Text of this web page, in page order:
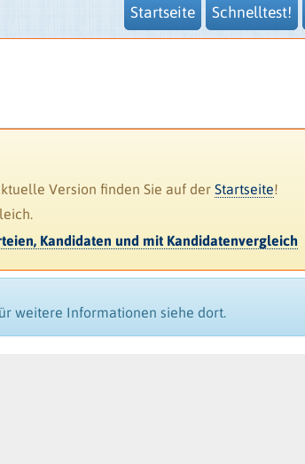
Startseite Schnelltest!
Version finden Sie auf derStartseite!
Kandidaten und mit Kandidatenvergleich
weitere Informationen siehe dort.